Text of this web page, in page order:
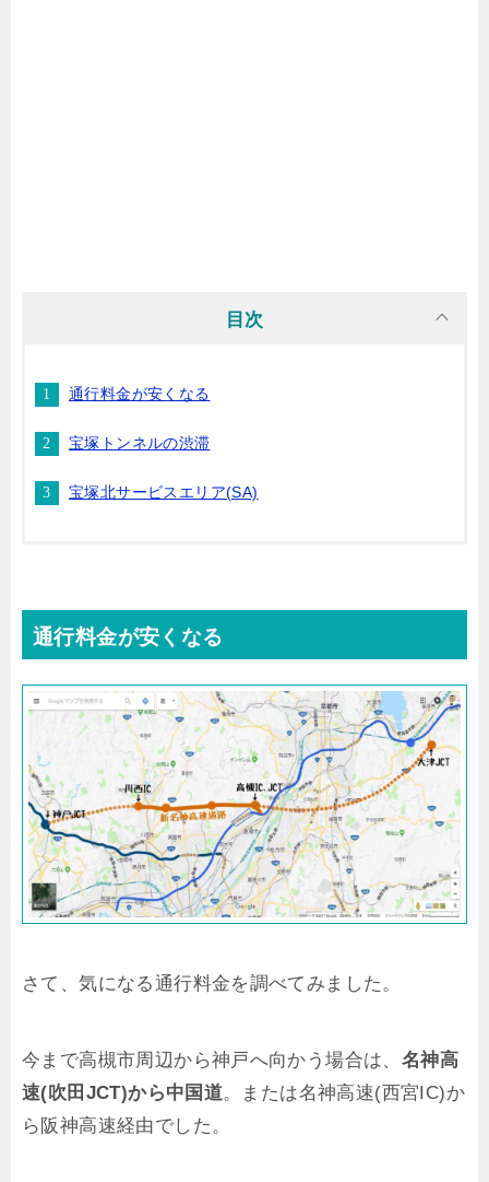
目次
通行料金が安くなる
宝塚トンネルの渋滞
宝塚北サービスエリア(SA)
通行料金が安くなる
さて、気になる通行料金を調べてみました。
今まで高槻市周辺から神戸へ向かう場合は、 名神高
速(吹田JCT)から中国道。または名神高速(西宮IC)か
ら阪神高速経由でした。